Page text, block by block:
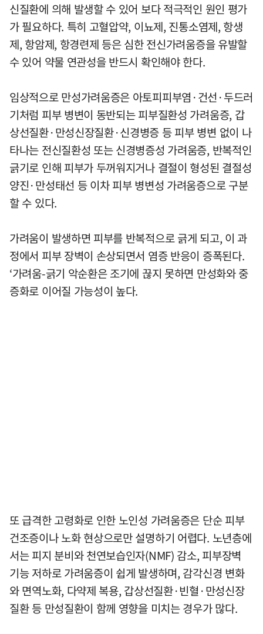
신질환에 의해 발생할 수 있어 보다 적극적인 원인 평가
가 필요하다. 특히 고혈압약, 이뇨제, 진통소염제, 항생
제, 항암제, 항경련제 등은 심한 전신가려움증을 유발할
수 있어 약물 연관성을 반드시 확인해야 한다.
임상적으로 만성가려움증은 아토피피부염·건선·두드러
기처럼 피부 병변이 동반되는 피부질환성 가려움증, 갑
상선질환·만성신장질환·신경병증 등 피부 병변 없이 나
타나는 전신질환성 또는 신경병증성 가려움증, 반복적인
긁기로 인해 피부가 두꺼워지거나 결절이 형성된 결절성
양진·만성태선 등 이차 피부 병변성 가려움증으로 구분
할 수 있다.
가려움이 발생하면 피부를 반복적으로 긁게 되고, 이 과
정에서 피부 장벽이 손상되면서 염증 반응이 증폭된다.
‘가려움-긁기 악순환은 조기에 끊지 못하면 만성화와 중
증화로 이어질 가능성이 높다.
또 급격한 고령화로 인한 노인성 가려움증은 단순 피부
건조증이나 노화 현상으로만 설명하기 어렵다. 노년층에
서는 피지 분비와 천연보습인자(NMF) 감소, 피부장벽
기능 저하로 가려움증이 쉽게 발생하며, 감각신경 변화
와 면역노화, 다약제 복용, 갑상선질환·빈혈·만성신장
질환 등 만성질환이 함께 영향을 미치는 경우가 많다.